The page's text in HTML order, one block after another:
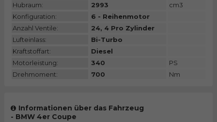
Hubraum: 2993
cm3
Konfiguration:
6 - Reihenmotor
Anzahl Ventile:
24, 4 Pro Zylinder
Lufteinlass:
Bi-Turbo
Kraftstoffart:
Diesel
Motorleistung:
340
PS
Drehmoment:
700 Nm
Informationen über das Fahrzeug
- BMW 4er Coupe